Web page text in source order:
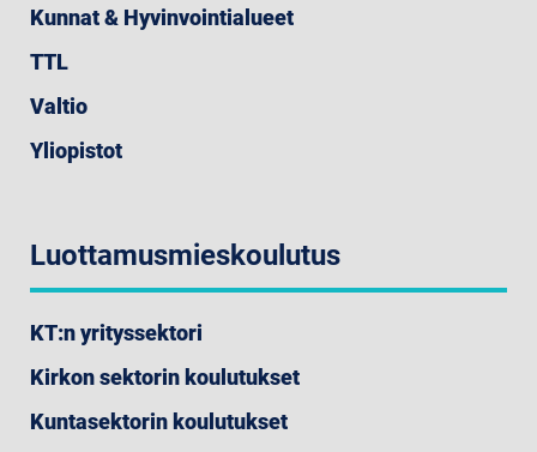
Kunnat & Hyvinvointialueet
TTL
Valtio
Yliopistot
Luottamusmieskoulutus
KT:n yrityssektori
Kirkon sektorin koulutukset
Kuntasektorin koulutukset